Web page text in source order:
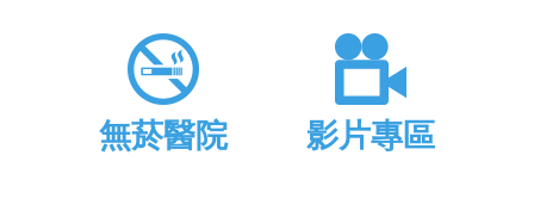
無菸醫院 影片專區